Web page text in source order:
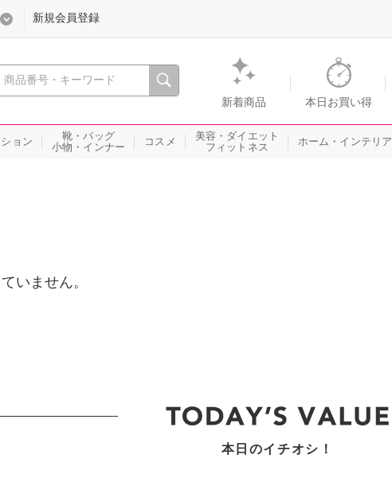
心おどる、瞬間を。通販・テレビショッピングのショップチャンネル
新着商品 本日お買い得
新規会員登録
ョン
靴・バッグ
小物・インナー
コスメ
美容・ダイエット
フィットネス
ホーム・インテリア
いません。
本日のイチオシ！